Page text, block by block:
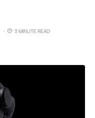
3 MINUTE READ